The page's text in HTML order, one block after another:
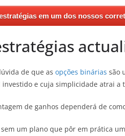
em um dos nossos
de que as opções binárias são
e cuja simplicidade atrai a
de ganhos dependerá de
um plano que pôr em prática